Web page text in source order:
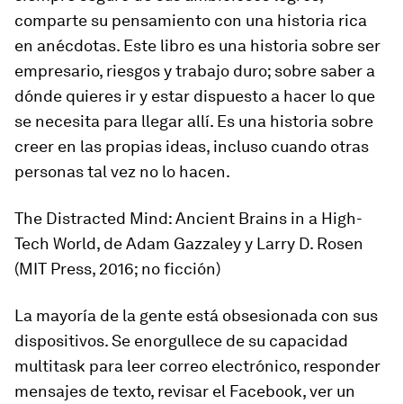
comparte su pensamiento con una historia rica
en anécdotas. Este libro es una historia sobre ser
empresario, riesgos y trabajo duro; sobre saber a
dónde quieres ir y estar dispuesto a hacer lo que
se necesita para llegar allí. Es una historia sobre
creer en las propias ideas, incluso cuando otras
personas tal vez no lo hacen.
The Distracted Mind: Ancient Brains in a High-
Tech World, de Adam Gazzaley y Larry D. Rosen
(MIT Press, 2016; no ficción)
La mayoría de la gente está obsesionada con sus
dispositivos. Se enorgullece de su capacidad
multitask para leer correo electrónico, responder
mensajes de texto, revisar el Facebook, ver un